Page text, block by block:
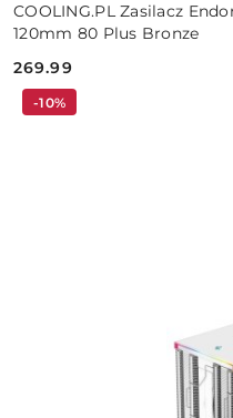
COOLING.PL Zasilacz
120mm 80 Plus Bronze
Cena:
269.99
-10%